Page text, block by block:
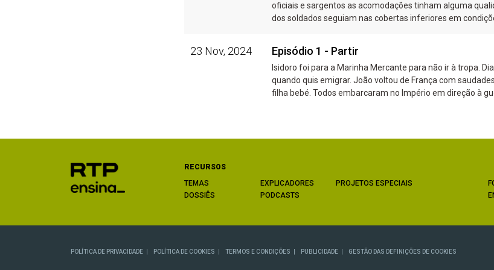
oficiais e sargentos as acomodações tinham alguma
dos soldados seguiam nas cobertas inferiores em
23 Nov, 2024 Episódio 1 - Partir
Isidoro foi para a Marinha Mercante para não ir à tropa.
quando quis emigrar. João voltou de França com
filha bebé. Todos embarcaram no Império em direção à
RECURSOS
TEMAS
DOSSIÊS
EXPLICADORES
PODCASTS
PROJETOS ESPECIAIS
POLÍTICA DE PRIVACIDADE POLÍTICA DE COOKIES TERMOS E CONDIÇÕES PUBLICIDADE GESTÃO DAS DEFINIÇÕES DE COOKIES